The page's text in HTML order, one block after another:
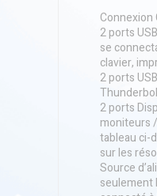
2 ports
se
clavier,
2 ports
2 ports
moniteurs
tableau ci-
sur les
Source
seulement